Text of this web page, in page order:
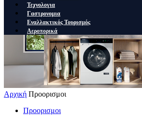
Τεχνολογια
Γαστρονομια
Εναλλακτικός Τουρισμός
Αεροπορικά
Αρχική Προορισμοι
Προορισμοι